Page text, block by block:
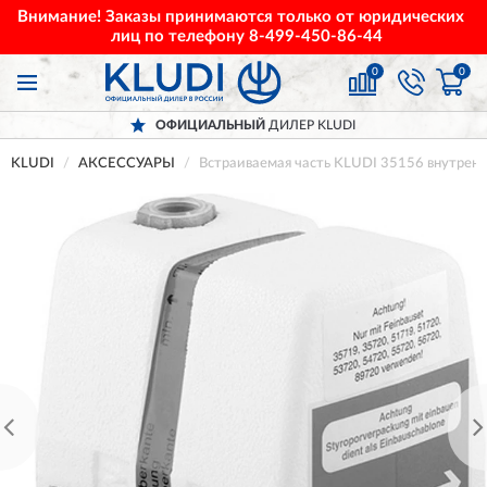
Внимание! Заказы принимаются только от юридических
лиц по телефону 8-499-450-86-44
0 0
ОФИЦИАЛЬНЫЙ ДИЛЕР KLUDI
KLUDI АКСЕССУАРЫ Встраиваемая часть KLUDI 35156